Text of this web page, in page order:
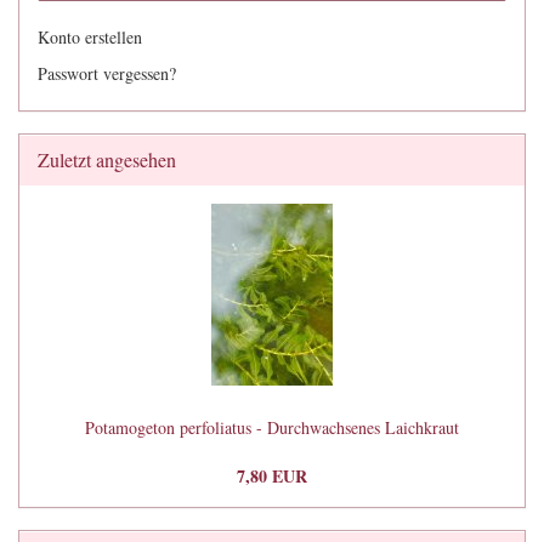
Konto erstellen
Passwort vergessen?
Zuletzt angesehen
Potamogeton perfoliatus - Durchwachsenes Laichkraut
7,80 EUR